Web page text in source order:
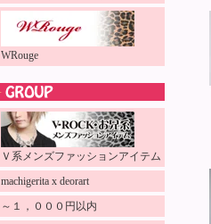
WRouge
Ｖ系メンズファッションアイテム
machigerita x deorart
～１，０００円以内